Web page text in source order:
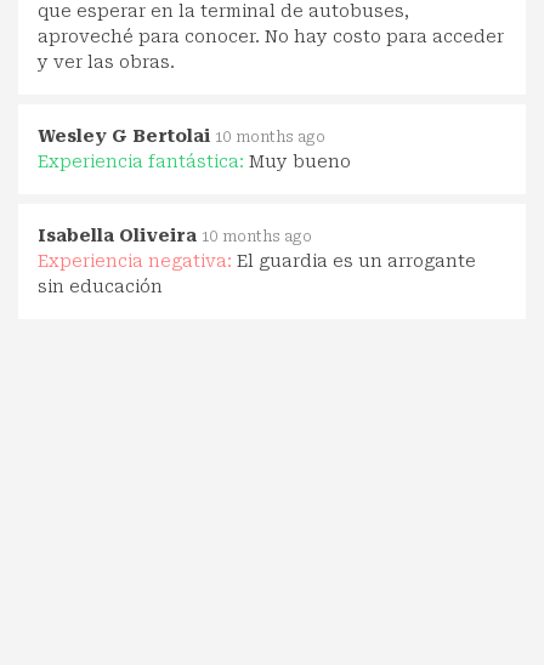
que esperar en la terminal de autobuses,
aproveché para conocer. No hay costo para acceder
y ver las obras.
Wesley G Bertolai 10 months ago
Experiencia fantástica: Muy bueno
Isabella Oliveira 10 months ago
Experiencia negativa: El guardia es un arrogante
sin educación